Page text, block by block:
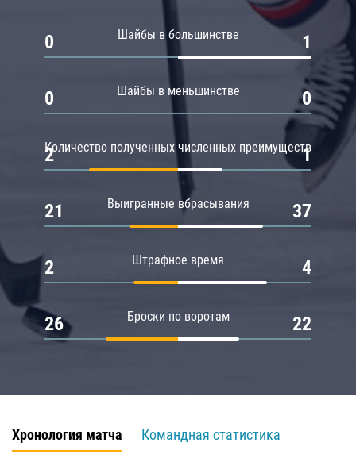
Шайбы в большинстве
0 1
Шайбы в меньшинстве
0 0
Количество полученных численных преимуществ
2 1
Выигранные вбрасывания
21 37
Штрафное время
2 4
Броски по воротам
26 22
Хронология матча
Командная статистика